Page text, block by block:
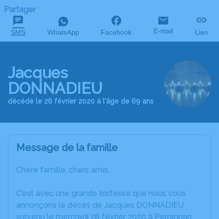
Partager
SMS WhatsApp Facebook E-mail Lien
Jacques
DONNADIEU
décédé le 26 février 2020 à l'âge de 69 ans
Message de la famille
Chère famille, chers amis,
C’est avec une grande tristesse que nous vous
annonçons le décès de Jacques DONNADIEU
survenu le mercredi 26 février 2020 à Perpignan.